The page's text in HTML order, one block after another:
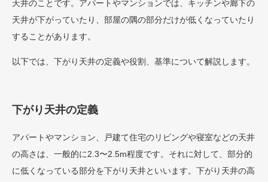
天井のことです。アパートやマンションでは、キッチンや廊下の
天井が下がっていたり、部屋の隅の部分だけが低くなっていたり
することがあります。
以下では、下がり天井の定義や役割、基準について解説します。
下がり天井の定義
アパートやマンション、戸建て住宅のリビングや寝室などの天井
の高さは、一般的に2.3〜2.5m程度です。それに対して、部分的
に低くなっている部分を下がり天井といいます。下がり天井の高